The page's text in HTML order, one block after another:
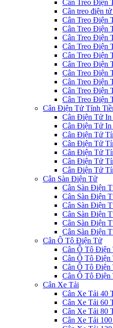
Cân Treo Điện
Cân treo điện
Cân Treo Điện
Cân Treo Điện
Cân Treo Điện
Cân Treo Điện
Cân Treo Điện
Cân Treo Điện
Cân Treo Điện
Cân Treo Điện
Cân Treo Điện
Cân Treo Điện
Cân Điện Tử Tính
Cân Điện Tử In
Cân Điện Tử
Cân Điện Tử
Cân Điện Tử
Cân Điện Tử
Cân Điện Tử
Cân Điện Tử
Cân Sàn Điện Tử
Cân Sàn Điện
Cân Sàn Điện
Cân Sàn Điện
Cân Sàn Điện
Cân Sàn Điện
Cân Sàn Điện
Cân Ô Tô Điện Tử
Cân Ô Tô Điện
Cân Ô Tô Điện
Cân Ô Tô Điện
Cân Ô Tô Điện
Cân Xe Tải
Cân Xe Tải 40
Cân Xe Tải 60
Cân Xe Tải 80
Cân Xe Tải